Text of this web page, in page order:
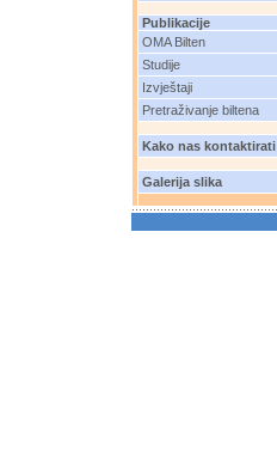
Publikacije
OMA Bilten
Studije
Izvještaji
Pretraživanje biltena
Kako nas kontaktirati
Galerija slika